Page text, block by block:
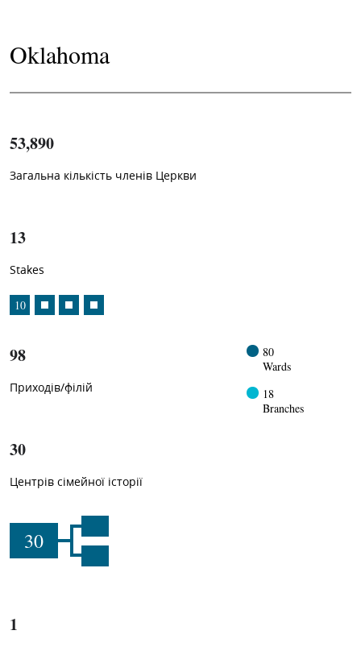
Oklahoma
53,890
Загальна кількість членів Церкви
1 -in-
13
Stakes
10
98
Приходів/філій
80
Wards
18
Branches
30
Центрів сімейної історії
30
1